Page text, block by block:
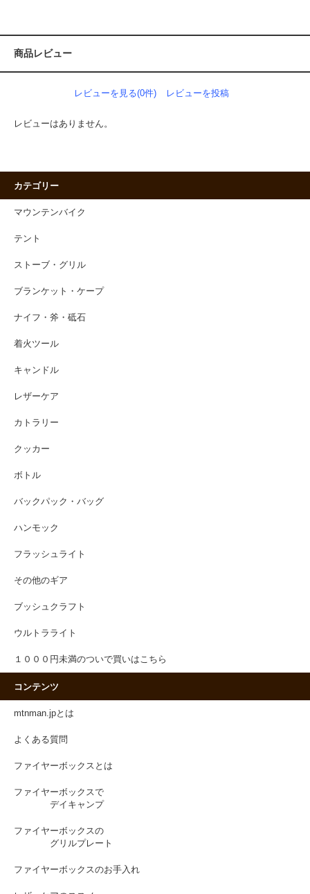
商品レビュー
レビューを見る(0件) レビューを投稿
レビューはありません。
カテゴリー
マウンテンバイク
テント
ストーブ・グリル
ブランケット・ケープ
ナイフ・斧・砥石
着火ツール
キャンドル
レザーケア
カトラリー
クッカー
ボトル
バックパック・バッグ
ハンモック
フラッシュライト
その他のギア
ブッシュクラフト
ウルトラライト
１０００円未満のついで買いはこちら
コンテンツ
mtnman.jpとは
よくある質問
ファイヤーボックスとは
ファイヤーボックスで
デイキャンプ
ファイヤーボックスの
グリルプレート
ファイヤーボックスのお手入れ